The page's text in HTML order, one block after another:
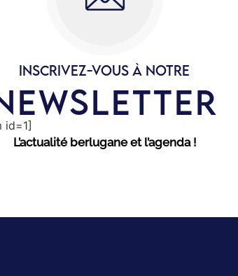
INSCRIVEZ-VOUS À NOTRE
id=1]
L’actualité berlugane et l’agenda !